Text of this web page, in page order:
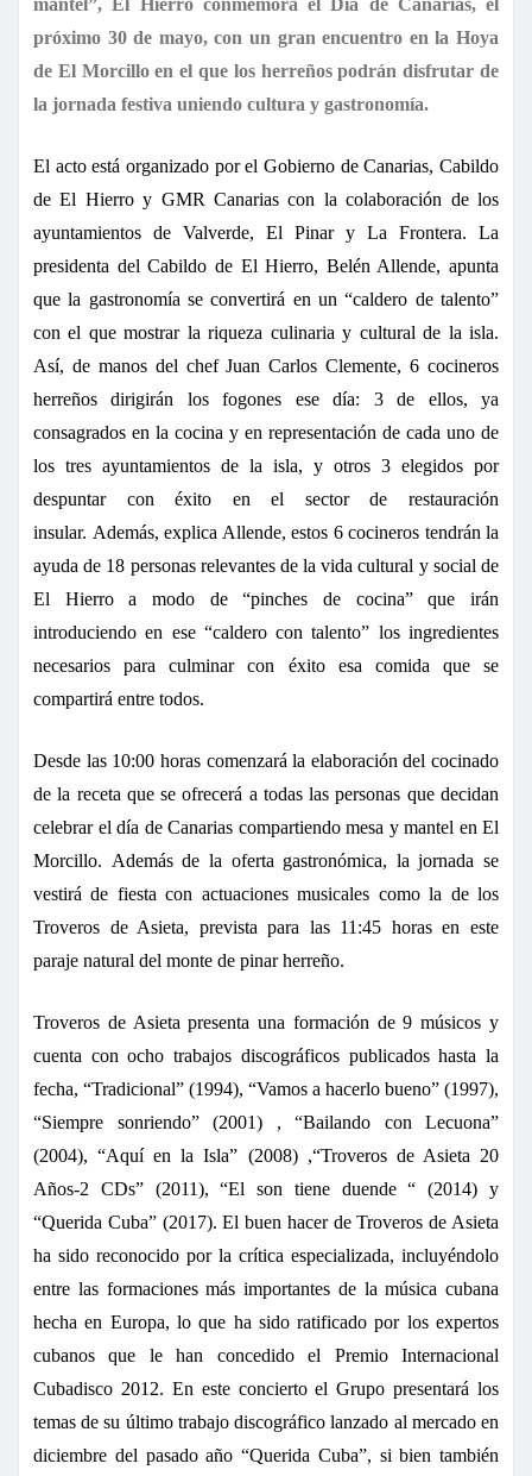
próximo 30 de mayo, con un gran encuentro en la Hoya
de El Morcillo en el que los herreños podrán disfrutar de
la jornada festiva uniendo cultura y gastronomía.
El acto está organizado por el Gobierno de Canarias, Cabildo
de El Hierro y GMR Canarias con la colaboración de los
ayuntamientos de Valverde, El Pinar y La Frontera. La
presidenta del Cabildo de El Hierro, Belén Allende, apunta
que la gastronomía se convertirá en un “caldero de talento”
con el que mostrar la riqueza culinaria y cultural de la isla.
Así, de manos del chef Juan Carlos Clemente, 6 cocineros
herreños dirigirán los fogones ese día: 3 de ellos, ya
consagrados en la cocina y en representación de cada uno de
los tres ayuntamientos de la isla, y otros 3 elegidos por
despuntar con éxito en el sector de restauración
insular. Además, explica Allende, estos 6 cocineros tendrán la
ayuda de 18 personas relevantes de la vida cultural y social de
El Hierro a modo de “pinches de cocina” que irán
introduciendo en ese “caldero con talento” los ingredientes
necesarios para culminar con éxito esa comida que se
compartirá entre todos.
Desde las 10:00 horas comenzará la elaboración del cocinado
de la receta que se ofrecerá a todas las personas que decidan
celebrar el día de Canarias compartiendo mesa y mantel en El
Morcillo. Además de la oferta gastronómica, la jornada se
vestirá de fiesta con actuaciones musicales como la de los
Troveros de Asieta, prevista para las 11:45 horas en este
paraje natural del monte de pinar herreño.
Troveros de Asieta presenta una formación de 9 músicos y
cuenta con ocho trabajos discográficos publicados hasta la
fecha, “Tradicional” (1994), “Vamos a hacerlo bueno” (1997),
“Siempre sonriendo” (2001) , “Bailando con Lecuona”
(2004), “Aquí en la Isla” (2008) ,“Troveros de Asieta 20
Años-2 CDs” (2011), “El son tiene duende “ (2014) y
“Querida Cuba” (2017).El buen hacer de Troveros de Asieta
ha sido reconocido por la crítica especializada, incluyéndolo
entre las formaciones más importantes de la música cubana
hecha en Europa, lo que ha sido ratificado por los expertos
cubanos que le han concedido el Premio Internacional
Cubadisco 2012. En este concierto el Grupo presentará los
temas de su último trabajo discográfico lanzado al mercado en
diciembre del pasado año “Querida Cuba”, si bien también